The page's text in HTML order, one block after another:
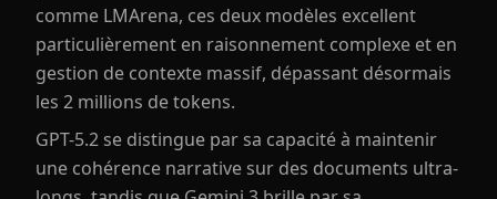
comme LMArena, ces deux modèles excellent
particulièrement en raisonnement complexe et en
gestion de contexte massif, dépassant désormais
les 2 millions de tokens.
GPT-5.2 se distingue par sa capacité à maintenir
une cohérence narrative sur des documents ultra-